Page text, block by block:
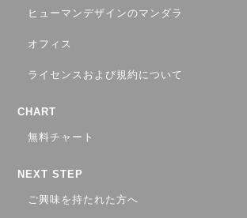
ヒューマンデザインのマンダラ
オフィス
ライセンスおよび規約について
CHART
無料チャート
NEXT STEP
ご興味を持たれた方へ